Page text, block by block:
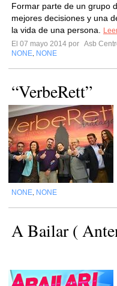
Formar parte de un grupo
mejores decisiones y una
la vida de una persona.
El 07 mayo 2014 por Asb
NONE NONE
“VerbeRett”
NONE NONE
A Bailar (